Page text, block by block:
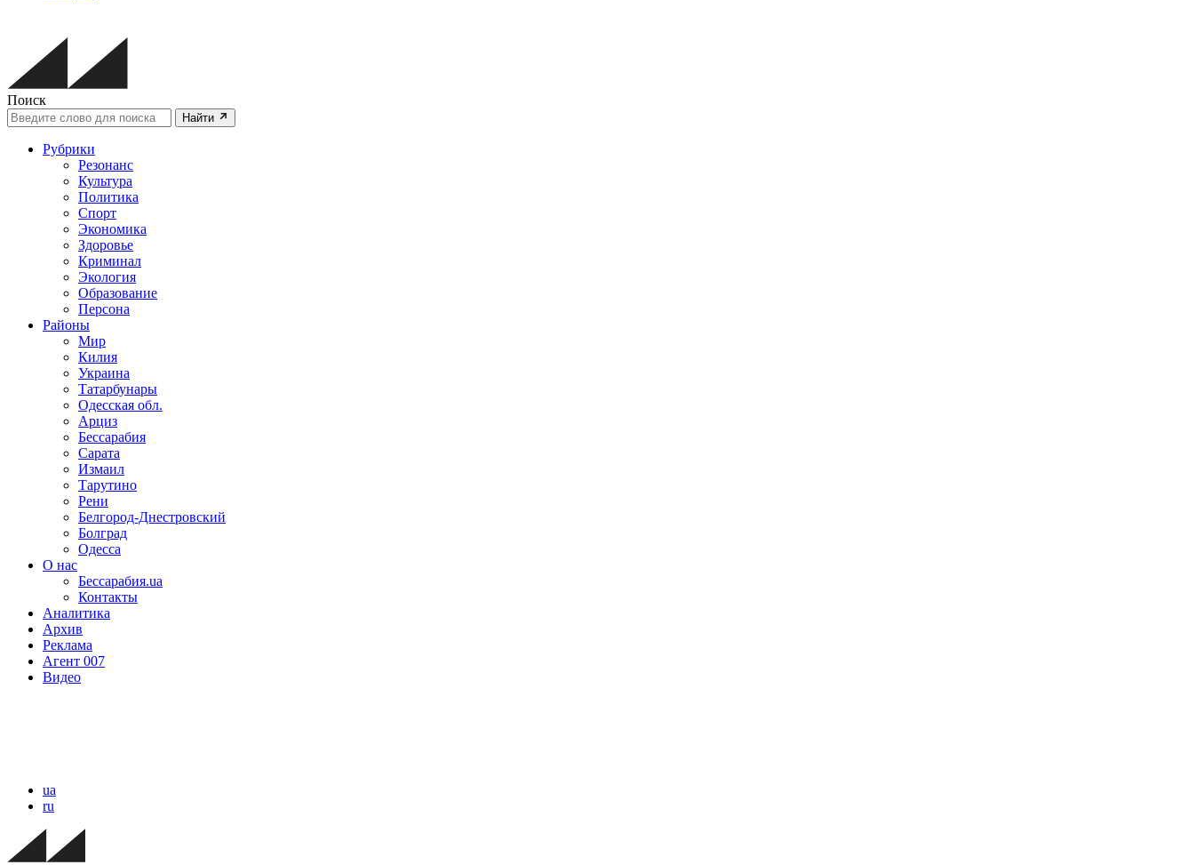
Поиск
Найти
Рубрики
Резонанс
Культура
Политика
Спорт
Экономика
Здоровье
Криминал
Экология
Образование
Персона
Районы
Мир
Килия
Украина
Татарбунары
Одесская обл.
Арциз
Бессарабия
Сарата
Измаил
Тарутино
Рени
Белгород-Днестровский
Болград
Одесса
О нас
Бессарабия.ua
Контакты
Аналитика
Архив
Реклама
Агент 007
Видео
ua
ru